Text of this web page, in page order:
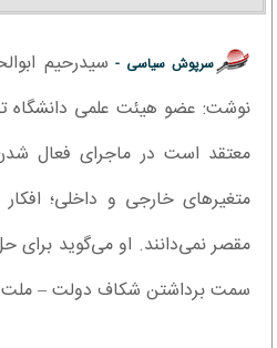
سرپوش سیاسی - سیدرحیم
نوشت: عضو هیئت علمی دانشگاه
معتقد است در ماجرای فعال
متغیرهای خارجی و داخلی؛
مقصر نمی‌دانند. او می‌گوید برای
سمت برداشتن شکاف دولت –